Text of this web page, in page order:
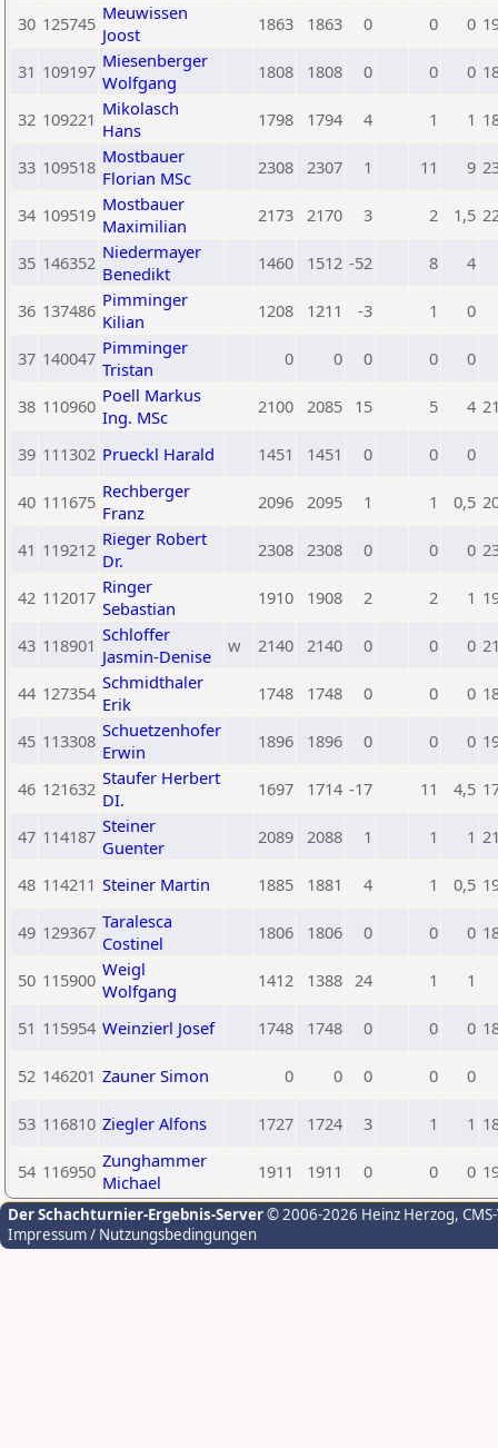
30 125745 Meuwissen
Joost
1863 1863 0 0 0
31 109197 Miesenberger
Wolfgang
1808 1808 0 0 0
32 109221 Mikolasch
Hans
1798 1794 4 1 1
33 109518 Mostbauer
Florian MSc
2308 2307 1 11 9
34 109519 Mostbauer
Maximilian
2173 2170 3 2 1,5
35 146352 Niedermayer
Benedikt
1460 1512 -52 8 4
36 137486 Pimminger
Kilian
1208 1211 -3 1 0
37 140047 Pimminger
Tristan
0 0 0 0 0
38 110960 Poell Markus
Ing. MSc
2100 2085 15 5 4
39 111302 Prueckl Harald 1451 1451 0 0 0
40 111675 Rechberger
Franz
2096 2095 1 1 0,5
41 119212 Rieger Robert
Dr.
2308 2308 0 0 0
42 112017 Ringer
Sebastian
1910 1908 2 2 1
43 118901 Schloffer
Jasmin-Denise
w 2140 2140 0 0 0
44 127354 Schmidthaler
Erik
1748 1748 0 0 0
45 113308 Schuetzenhofer
Erwin
1896 1896 0 0 0
46 121632 Staufer Herbert
DI.
1697 1714 -17 11 4,5
47 114187 Steiner
Guenter
2089 2088 1 1 1
48 114211 Steiner Martin 1885 1881 4 1 0,5
49 129367 Taralesca
Costinel
1806 1806 0 0 0
50 115900 Weigl
Wolfgang
1412 1388 24 1 1
51 115954 Weinzierl Josef 1748 1748 0 0 0
52 146201 Zauner Simon 0 0 0 0 0
53 116810 Ziegler Alfons 1727 1724 3 1 1
54 116950 Zunghammer
Michael
1911 1911 0 0 0
Der Schachturnier-Ergebnis-Server© 2006-2026 Heinz Herzog,
Impressum / Nutzungsbedingungen